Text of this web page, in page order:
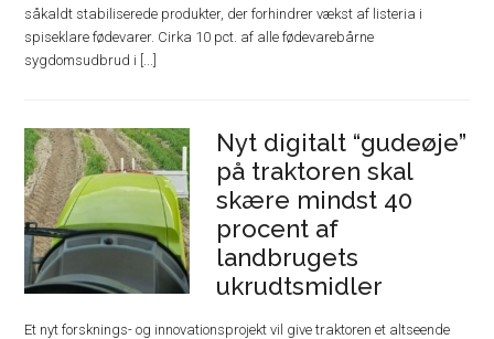
såkaldt stabiliserede produkter, der forhindrer vækst af listeria i
spiseklare fødevarer. Cirka 10 pct. af alle fødevarebårne
sygdomsudbrud i [...]
Nyt digitalt “gudeøje”
på traktoren skal
skære mindst 40
procent af
landbrugets
ukrudtsmidler
Et nyt forsknings- og innovationsprojekt vil give traktoren et altseende